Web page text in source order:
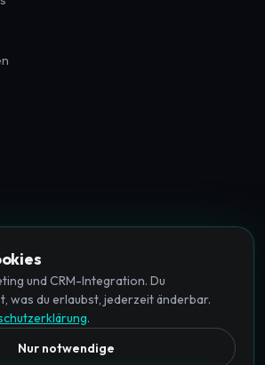
und CRM-Integration. Du
was du erlaubst, jederzeit änderbar.
.
Nur notwendige